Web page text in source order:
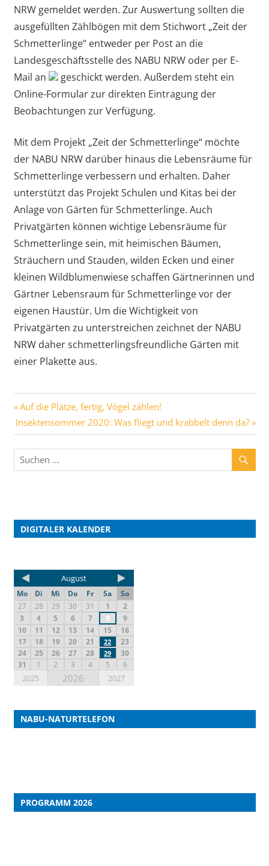
NRW gemeldet werden. Zur Auswertung sollten die
ausgefüllten Zählbögen mit dem Stichwort „Zeit der
Schmetterlinge“ entweder per Post an die
Landesgeschäftsstelle des NABU NRW oder per E-
Mail an
geschickt werden. Außerdem steht ein
Online-Formular zur direkten Eintragung der
Beobachtungen zur Verfügung.
Mit dem Projekt „Zeit der Schmetterlinge“ möchte
der NABU NRW darüber hinaus die Lebensräume für
Schmetterlinge verbessern und erhalten. Daher
unterstützt das Projekt Schulen und Kitas bei der
Anlage von Gärten für Schmetterlinge. Auch
Privatgärten können wichtige Lebensräume für
Schmetterlinge sein, mit heimischen Bäumen,
Sträuchern und Stauden, wilden Ecken und einer
kleinen Wildblumenwiese schaffen Gärtnerinnen und
Gärtner Lebensraum für Schmetterlinge vor der
eigenen Haustür. Um die Wichtigkeit von
Privatgärten zu unterstreichen zeichnet der NABU
NRW daher schmetterlingsfreundliche Gärten mit
einer Plakette aus.
Auf die Plätze, fertig, Vögel zählen!
Insektensommer 2020: Was fliegt und krabbelt denn da?
DIGITALER KALENDER
August
Mo Di Mi Do Fr Sa
So
27
28 29 30 31 1
2
3
4 5 6 7 8
9
10
11 12 13 14 15
16
17
18 19 20 21 22
23
24
25 26 27 28 29
30
31
1 2 3 4 5 6
2025 2026 2027
NABU-NATURTELEFON
PROGRAMM 2026